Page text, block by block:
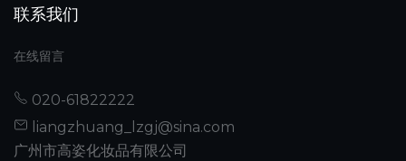
联系我们
在线留言
020-61822222
liangzhuang_lzgj@sina.com
广州市高姿化妆品有限公司